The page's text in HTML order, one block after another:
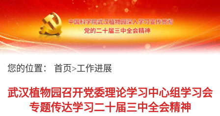
您的位置： 首页>工作进展
武汉植物园召开党委理论学习中心组学习会
专题传达学习二十届三中全会精神